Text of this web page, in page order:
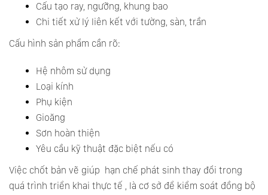
Cấu tạo ray, ngưỡng, khung bao
Chi tiết xử lý liên kết với tường, sàn, trần
Cấu hình sản phẩm cần rõ:
Hệ nhôm sử dụng
Loại kính
Phụ kiện
Gioăng
Sơn hoàn thiện
Yêu cầu kỹ thuật đặc biệt nếu có
Việc chốt bản vẽ giúp hạn chế phát sinh thay đổi trong
quá trình triển khai thực tế , là cơ sở để kiểm soát đồng bộ